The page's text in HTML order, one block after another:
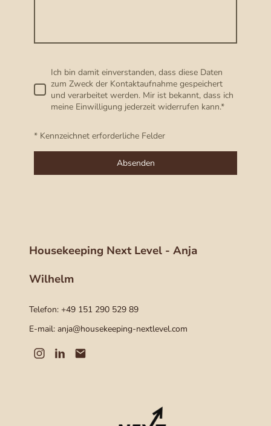
Ich bin damit einverstanden, dass diese Daten
zum Zweck der Kontaktaufnahme gespeichert
und verarbeitet werden. Mir ist bekannt, dass ich
meine Einwilligung jederzeit widerrufen kann.*
* Kennzeichnet erforderliche Felder
Absenden
Housekeeping Next Level - Anja
Wilhelm
Telefon: +49 151 290 529 89
E-mail: anja@housekeeping-nextlevel.com